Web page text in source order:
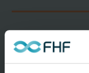
Prosjektnummer: